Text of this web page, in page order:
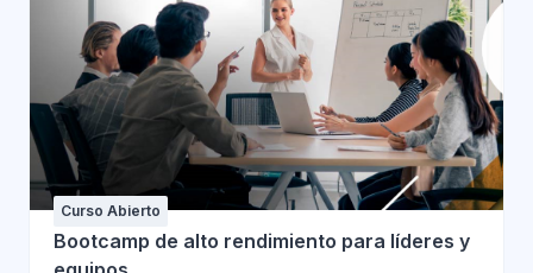
Curso Abierto
Bootcamp de alto rendimiento para líderes y